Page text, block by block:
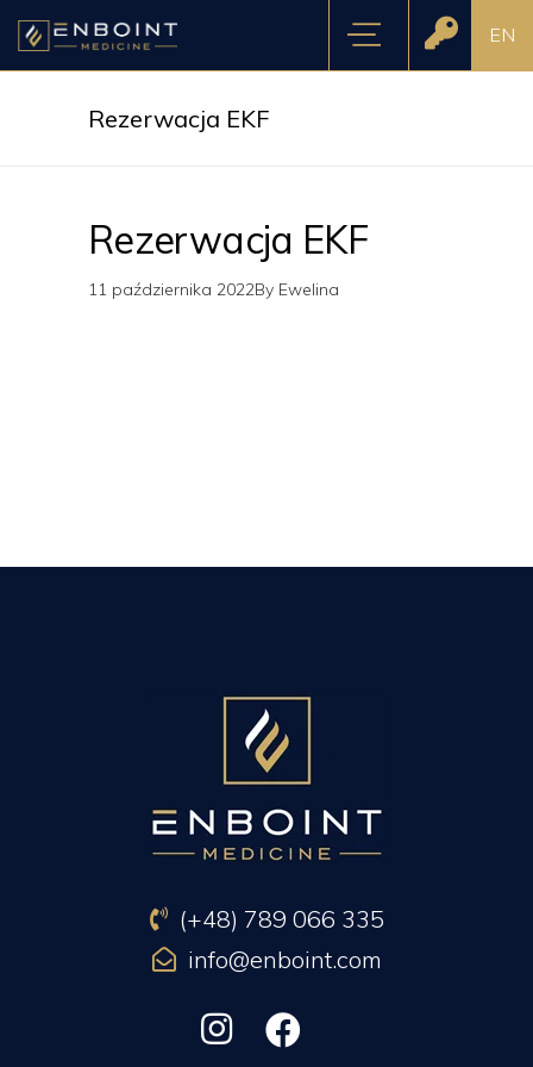
EN
Rezerwacja EKF
Rezerwacja EKF
11 października 2022By Ewelina
(+48) 789 066 335
info@enboint.com